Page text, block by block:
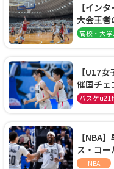
【イン
大会王者
阜女子に
高校・大
【U17
催国チェ
通過！準
バスケu21
【NBA
ス・コ
ーズに1
NBA